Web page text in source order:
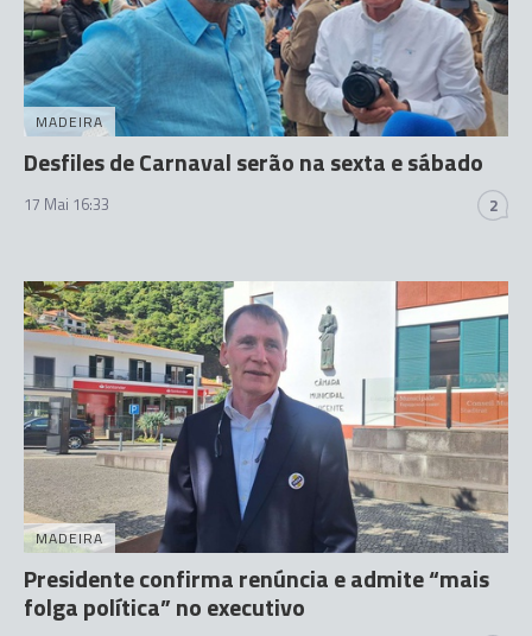
MADEIRA
Desfiles de Carnaval serão na sexta e sábado
17 Mai 16:33 2
MADEIRA
Presidente confirma renúncia e admite “mais
folga política” no executivo